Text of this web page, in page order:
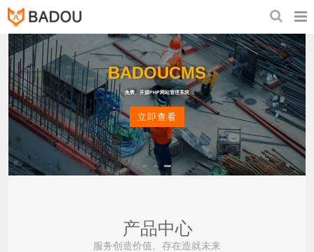
BADOUCMS
免费、开源PHP网站管理系统
立即查看
产品中心
服务创造价值、存在造就未来